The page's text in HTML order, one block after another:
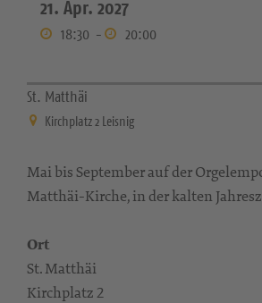
21. Apr. 2027
18:30 - 20:00
St. Matthäi
Kirchplatz 2 Leisnig
Mai bis September auf der
Matthäi-Kirche, in der kalten
Ort
St. Matthäi
Kirchplatz 2